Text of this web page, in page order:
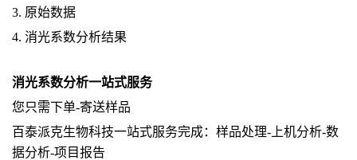
3. 原始数据
4. 消光系数分析结果
消光系数分析一站式服务
您只需下单-寄送样品
百泰派克生物科技一站式服务完成：样品处理-上机分析-数
据分析-项目报告